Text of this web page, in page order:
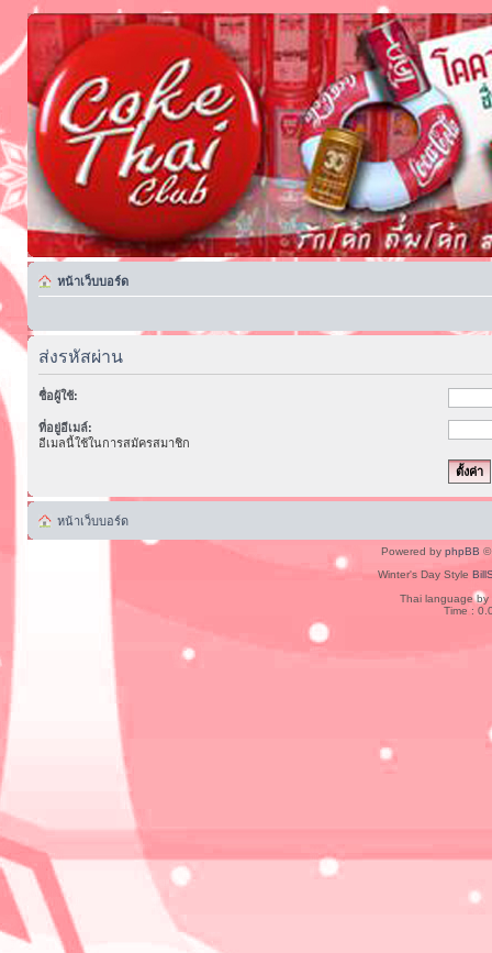
หน้าเว็บบอร์ด
ส่งรหัสผ่าน
ชื่อผู้ใช้:
ที่อยู่อีเมล์:
อีเมลนี้ใช้ในการสมัครสมาชิก
หน้าเว็บบอร์ด
Powered by phpBB ©
Winter's Day Style
Thai language by
Time :